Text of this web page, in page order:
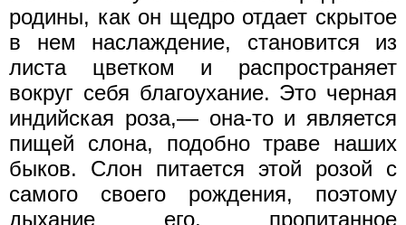
родины, как он щедро отдает скрытое
в нем наслаждение, становится из
листа цветком и распространяет
вокруг себя благоухание. Это черная
индийская роза,— она-то и является
пищей слона, подобно траве наших
быков. Слон питается этой розой с
самого своего рождения, поэтому
дыхание его, пропитанное